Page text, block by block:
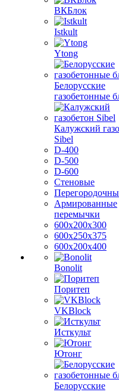
ВКБлок
Istkult
Ytong
Белорусские
газобетонные
Калужский
Sibel
D-400
D-500
D-600
Стеновые
Армированные
перемычки
600х200х300
600х250х375
600х200х400
Bonolit
Поритеп
VKBlock
Исткульт
Ютонг
Белорусские